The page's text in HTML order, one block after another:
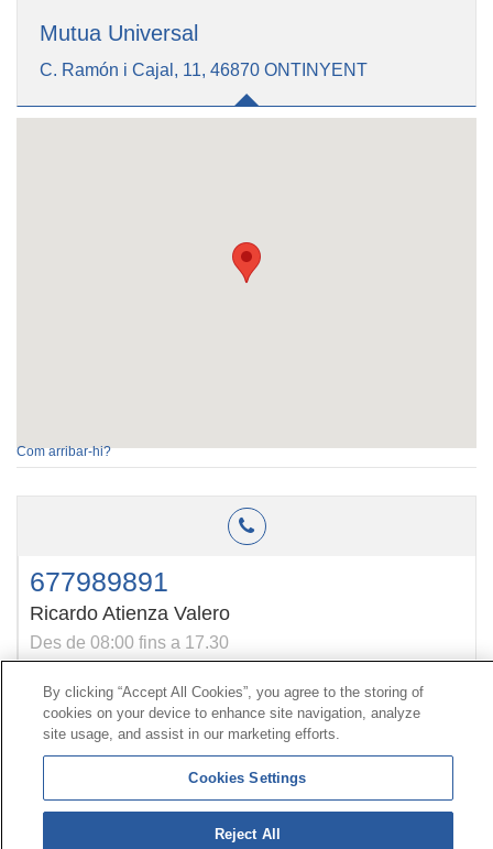
Mutua Universal
C. Ramón i Cajal, 11, 46870 ONTINYENT
Com arribar-hi?
677989891
Ricardo Atienza Valero
Des de 08:00 fins a 17.30
Contacte |Perfil del contractant|Reclamacions
Línia Universal 900 203 203
Zona Privada Comissió de
Prestacions Especials|Zona Privada Proveïdor Sanitari
© Mutua Universal 2026| Mapa del web
By clicking “Accept All Cookies”, you agree to the storing of
cookies on your device to enhance site navigation, analyze
site usage, and assist in our marketing efforts.
Cookies Settings
Reject All